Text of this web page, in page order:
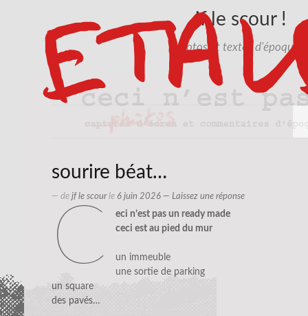
jf le scour !
photos et textes d'époque…
sourire béat…
— de jf le scourle 6 juin 2026 — Laissez une réponse
c
eci n’est pas un ready made
ceci est au pied du mur
un immeuble
une sortie de parking
un square
des pavés…